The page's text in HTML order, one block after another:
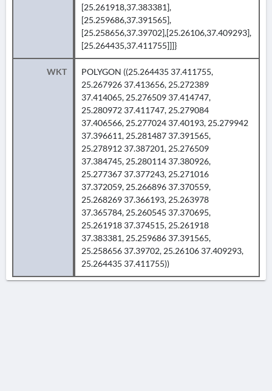
[25.261918,37.383381],
[25.259686,37.391565],
[25.258656,37.39702],[25.26106,37.409293],
[25.264435,37.411755]]]}
WKT
POLYGON ((25.264435 37.411755,
25.267926 37.413656, 25.272389
37.414065, 25.276509 37.414747,
25.280972 37.411747, 25.279084
37.406566, 25.277024 37.40193, 25.279942
37.396611, 25.281487 37.391565,
25.278912 37.387201, 25.276509
37.384745, 25.280114 37.380926,
25.277367 37.377243, 25.271016
37.372059, 25.266896 37.370559,
25.268269 37.366193, 25.263978
37.365784, 25.260545 37.370695,
25.261918 37.374515, 25.261918
37.383381, 25.259686 37.391565,
25.258656 37.39702, 25.26106 37.409293,
25.264435 37.411755))